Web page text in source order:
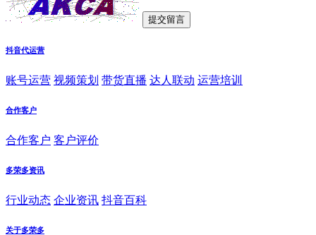
抖音代运营
账号运营 视频策划 带货直播 达人联动 运营培训
合作客户
合作客户 客户评价
多荣多资讯
行业动态 企业资讯 抖音百科
关于多荣多